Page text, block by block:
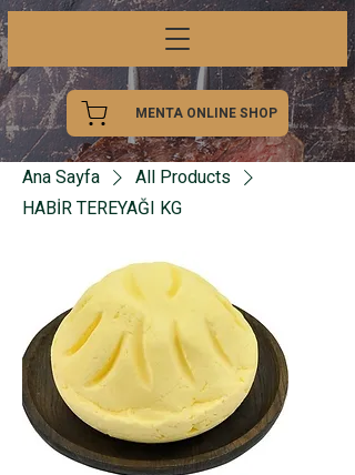
MENTA ONLINE SHOP
Ana Sayfa
All Products
HABİR TEREYAĞI KG